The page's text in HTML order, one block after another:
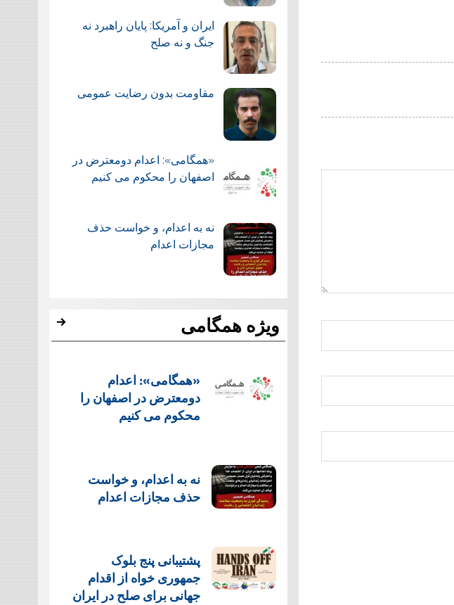
ایران و آمریکا: پایان راهبرد نه
جنگ و نه صلح
مقاومت بدون رضایت عمومی
«همگامی»: اعدام دومعترض در
اصفهان را محکوم می کنیم
نه به اعدام، و خواست حذف
مجازات اعدام
ویژه همگامی
«همگامی»: اعدام
دومعترض در اصفهان را
محکوم می کنیم
نه به اعدام، و خواست
حذف مجازات اعدام
پشتيبانی پنج بلوک
جمهوری خواه از اقدام
جهانی برای صلح در ایران